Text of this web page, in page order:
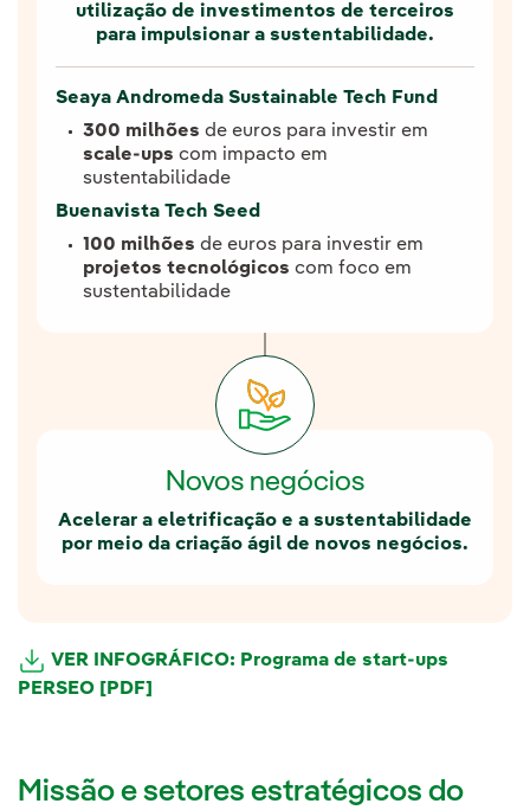
utilização de investimentos de terceiros
para impulsionar a sustentabilidade.
Seaya Andromeda Sustainable Tech Fund
300 milhões de euros para investir em
scale-ups com impacto em
sustentabilidade
Buenavista Tech Seed
100 milhões de euros para investir em
projetos tecnológicos com foco em
sustentabilidade
Novos negócios
Acelerar a eletrificação e a sustentabilidade
por meio da criação ágil de novos negócios.
VER INFOGRÁFICO: Programa de start-ups
PERSEO [PDF]
Missão e setores estratégicos do